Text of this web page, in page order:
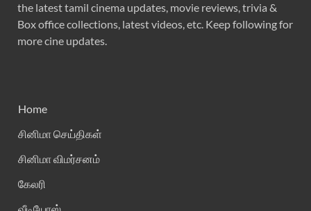
the latest tamil cinema updates, movie reviews, trivia &
Box office collections, latest videos, etc. Keep following for
more cine updates.
Home
சினிமா செய்திகள்
சினிமா விமர்சனம்
கேலரி